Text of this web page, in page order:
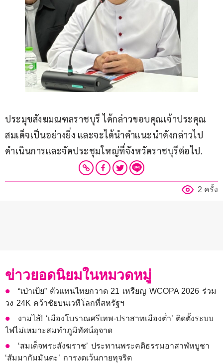
ประมุขสังฆมณฑลราชบุรี ได้กล่าวขอบคุณเจ้าประคุณ
สมเด็จเป็นอย่างยิ่ง และจะได้นำคำแนะนำดังกล่าวไป
ดำเนินการและจัดประชุมใหญ่ที่จังหวัดราชบุรีต่อไป.
2 ครั้ง
ข่าวยอดนิยมในหมวดหมู่
“เป่าเป้ย” ตัวแทนไทยกวาด 21 เหรียญ WCOPA 2026 ร่วม
วง 24K คว้าชัยบนเวทีโลกที่สหรัฐฯ
งามไส้! ‘เมืองโบราณศรีเทพ-ปราสาทเมืองต่ำ’ ติดตั้งระบบ
ไฟไม่เหมาะสมทำภูมิทัศน์อุจาด
‘สมเด็จพระสังฆราช’ ประทานพระคติธรรมอาสาฬหบูชา
‘สัมมากัมมันตะ’ การงดเว้นกายทุจริต